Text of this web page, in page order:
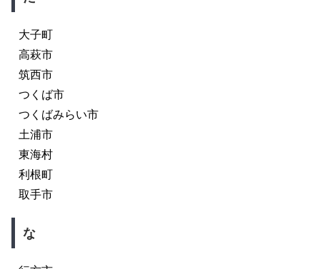
大子町
高萩市
筑西市
つくば市
つくばみらい市
土浦市
東海村
利根町
取手市
な